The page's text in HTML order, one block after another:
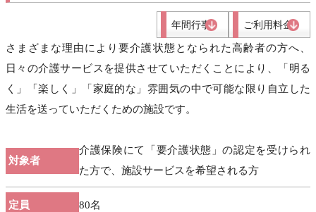
年間行事 ご利用料金
さまざまな理由により要介護状態となられた高齢者の方へ、
日々の介護サービスを提供させていただくことにより、「明る
く」「楽しく」「家庭的な」雰囲気の中で可能な限り自立した
生活を送っていただくための施設です。
対象者
介護保険にて「要介護状態」の認定を受けられ
た方で、施設サービスを希望される方
定員 80名